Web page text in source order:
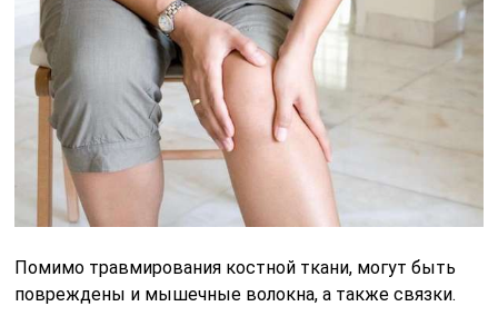
Помимо травмирования костной ткани, могут быть
повреждены и мышечные волокна, а также связки.